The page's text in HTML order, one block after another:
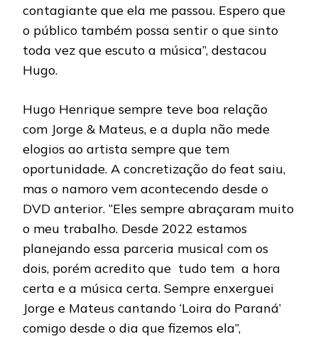
contagiante que ela me passou. Espero que
o público também possa sentir o que sinto
toda vez que escuto a música”, destacou
Hugo.
Hugo Henrique sempre teve boa relação
com Jorge & Mateus, e a dupla não mede
elogios ao artista sempre que tem
oportunidade. A concretização do feat saiu,
mas o namoro vem acontecendo desde o
DVD anterior. “Eles sempre abraçaram muito
o meu trabalho. Desde 2022 estamos
planejando essa parceria musical com os
dois, porém acredito que tudo tem a hora
certa e a música certa. Sempre enxerguei
Jorge e Mateus cantando ‘Loira do Paraná’
comigo desde o dia que fizemos ela”,